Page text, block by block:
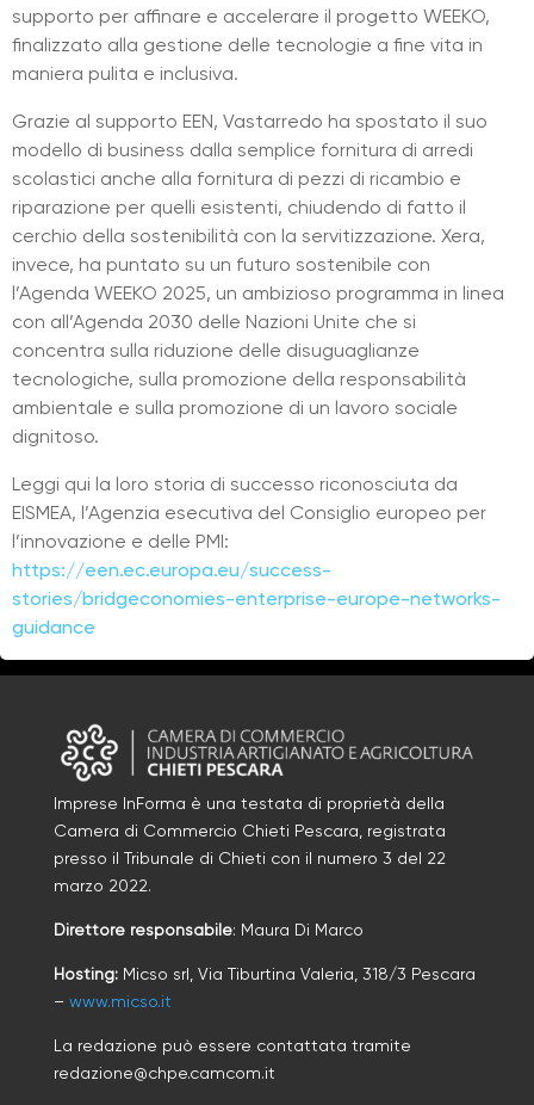
supporto per affinare e accelerare il progetto WEEKO,
finalizzato alla gestione delle tecnologie a fine vita in
maniera pulita e inclusiva.
Grazie al supporto EEN, Vastarredo ha spostato il suo
modello di business dalla semplice fornitura di arredi
scolastici anche alla fornitura di pezzi di ricambio e
riparazione per quelli esistenti, chiudendo di fatto il
cerchio della sostenibilità con la servitizzazione. Xera,
invece, ha puntato su un futuro sostenibile con
l’Agenda WEEKO 2025, un ambizioso programma in linea
con all’Agenda 2030 delle Nazioni Unite che si
concentra sulla riduzione delle disuguaglianze
tecnologiche, sulla promozione della responsabilità
ambientale e sulla promozione di un lavoro sociale
dignitoso.
Leggi qui la loro storia di successo riconosciuta da
EISMEA, l’Agenzia esecutiva del Consiglio europeo per
l’innovazione e delle PMI:
https://een.ec.europa.eu/success-
stories/bridgeconomies-enterprise-europe-networks-
guidance
Imprese InForma è una testata di proprietà della
Camera di Commercio Chieti Pescara, registrata
presso il Tribunale di Chieti con il numero 3 del 22
marzo 2022.
Direttore responsabile: Maura Di Marco
Hosting:Micso srl, Via Tiburtina Valeria, 318/3 Pescara
– www.micso.it
La redazione può essere contattata tramite
redazione@chpe.camcom.it